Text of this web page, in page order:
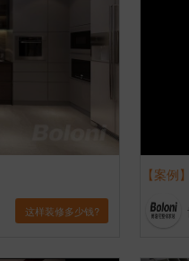
这样装修多少钱?
【案例